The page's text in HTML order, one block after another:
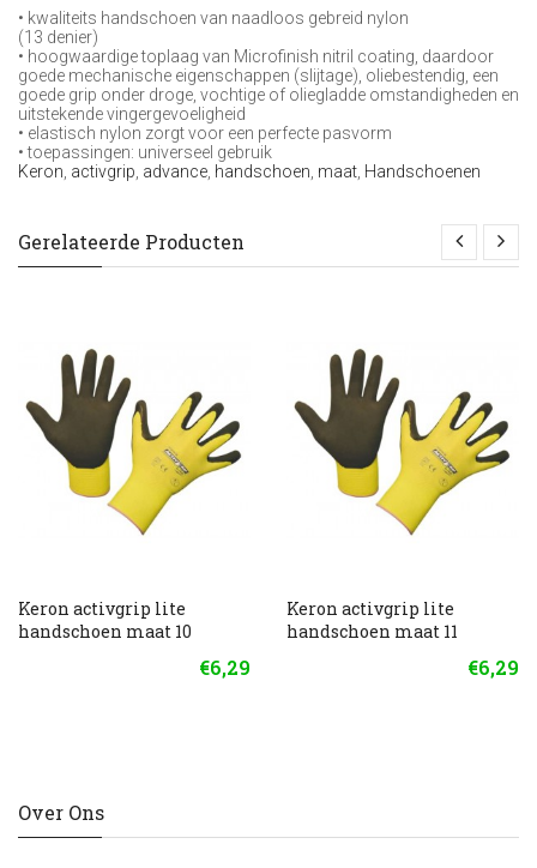
• kwaliteits handschoen van naadloos gebreid nylon
(13 denier)
• hoogwaardige toplaag van Microfinish nitril coating, daardoor
goede mechanische eigenschappen (slijtage), oliebestendig, een
goede grip onder droge, vochtige of oliegladde omstandigheden en
uitstekende vingergevoeligheid
• elastisch nylon zorgt voor een perfecte pasvorm
• toepassingen: universeel gebruik
Keron activgrip advance handschoen maat Handschoenen
Gerelateerde Producten
Keron activgrip lite
handschoen maat 10
€6,29
Keron activgrip lite
handschoen maat 11
€6,29
Over Ons